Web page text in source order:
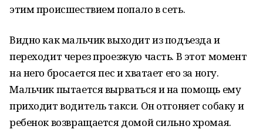
этим происшествием попало в сеть.
Видно как мальчик выходит из подъезда и
переходит через проезжую часть. В этот момент
на него бросается пес и хватает его за ногу.
Мальчик пытается вырваться и на помощь ему
приходит водитель такси. Он отгоняет собаку и
ребенок возвращается домой сильно хромая.